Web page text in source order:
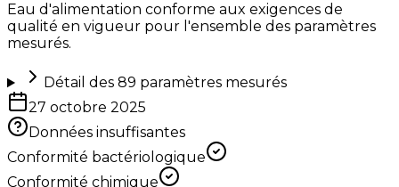
Eau d'alimentation conforme aux exigences de
qualité en vigueur pour l'ensemble des paramètres
mesurés.
Détail des 89 paramètres mesurés
27 octobre 2025
Données insuffisantes
Conformité bactériologique
Conformité chimique